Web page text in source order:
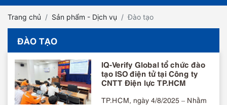
Trang chủ Sản phẩm - Dịch vụ Đào tạo
ĐÀO TẠO
IQ-Verify Global tổ chức đào
tạo ISO điện tử tại Công ty
CNTT Điện lực TP.HCM
TP.HCM, ngày 4/8/2025 – Nhằm